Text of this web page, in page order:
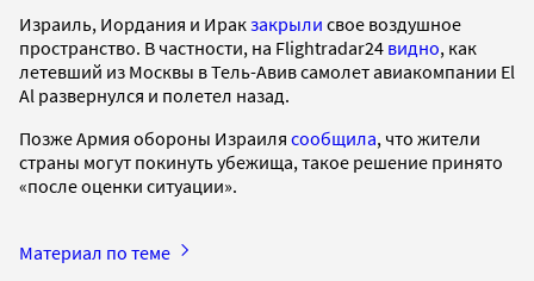
Израиль, Иордания и Иракзакрыли свое воздушное
пространство. В частности, на Flightradar24 видно, как
летевший из Москвы в Тель-Авив самолет авиакомпании El
Al развернулся и полетел назад.
Позже Армия обороны Израиля сообщила, что жители
страны могут покинуть убежища, такое решение принято
«после оценки ситуации».
Материал по теме